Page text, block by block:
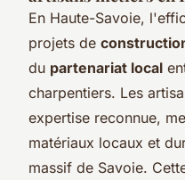
En Haute-Savoie,
projets de
du partenariat local
charpentiers. Les
expertise reconnue,
matériaux locaux et
massif de Savoie.